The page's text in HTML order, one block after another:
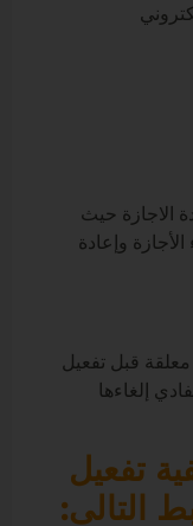
الاجازة حيث
وإعادة
قبل تفعيل
إلغاءها
تفعيل
التالى: